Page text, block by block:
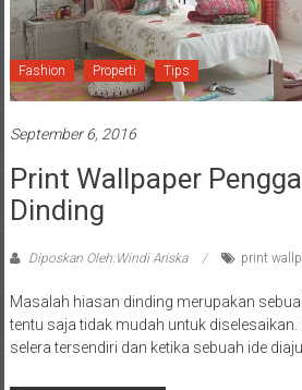
Fashion Properti Tips
September 6, 2016
Print Wallpaper
Dinding
Diposkan Oleh:Windi Ariska print
Masalah hiasan dinding merupakan
tentu saja tidak mudah untuk
selera tersendiri dan ketika sebuah ide